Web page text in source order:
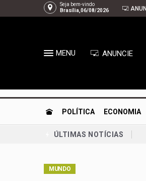
Seja bem-vindo
Brasília,06/08/2026
MENU ANUNCIE
POLÍTICA ECONOMIA
ÚLTIMAS NOTÍCIAS
MUNDO